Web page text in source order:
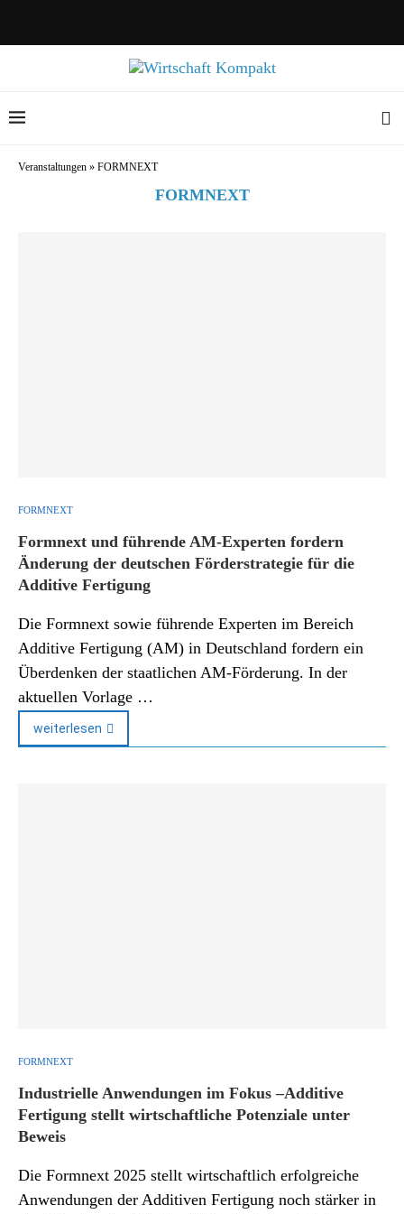
Veranstaltungen » FORMNEXT
FORMNEXT
FORMNEXT
Formnext und führende AM-Experten fordern
Änderung der deutschen Förderstrategie für die
Additive Fertigung
Die Formnext sowie führende Experten im Bereich
Additive Fertigung (AM) in Deutschland fordern ein
Überdenken der staatlichen AM-Förderung. In der
aktuellen Vorlage …
weiterlesen
FORMNEXT
Industrielle Anwendungen im Fokus –Additive
Fertigung stellt wirtschaftliche Potenziale unter
Beweis
Die Formnext 2025 stellt wirtschaftlich erfolgreiche
Anwendungen der Additiven Fertigung noch stärker in